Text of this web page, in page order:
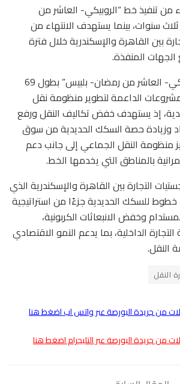
من تنفيذ خط “الروبيكي- العاشر من
سنوات، بينما يستهدف الانتهاء من
بين القاهرة والإسكندرية خلال فترة
المنفذة.
ويمتد مشروع “الروبيكي- العاشر من رمضان- بلبيس” بطول 69
الداعمة لتطوير منظومة نقل
إذ يستهدف خفض تكاليف النقل ورفع
وزيادة حصة السكك الحديدية من سوق
منظومة النقل الجماعي إلى جانب دعم
بالمناطق التي يخدمها الخط.
التجارة بين القاهرة والإسكندرية الذي
يبلغ طوله 465 كم، 3 خطوط للسكك الحديدية جزءًا من استراتيجية
وخفض الانبعاثات الكربونية،
الداخلية، بما يدعم النمو الاقتصادي
النقل.
النقل
من جريدة البورصة عبر واتس اب اضغط هنا
من جريدة البورصة عبر التليجرام اضغط هنا